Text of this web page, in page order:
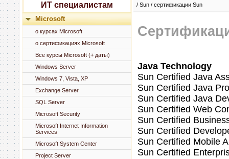
ИТ специалистам
Microsoft
о курсах Microsoft
о сертификациях Microsoft
Все курсы Microsoft (+ даты)
Windows Server
Windows 7, Vista, XP
Exchange Server
SQL Server
Microsoft Security
Microsoft Internet Information
Services
Microsoft System Center
Project Server
/ Sun / сертификации Sun
Java Technology
Sun Certified Java
Sun Certified Java
Sun Certified Java
Sun Certified Web
Sun Certified
Sun Certified
Sun Certified Mobile
Sun Certified